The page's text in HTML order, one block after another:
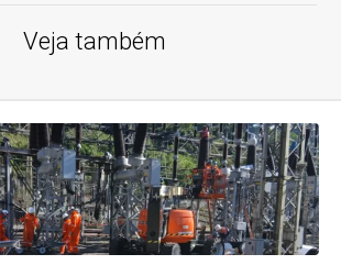
Veja também